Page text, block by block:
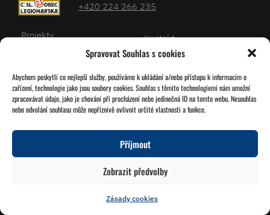
Spravovat Souhlas s cookies
Abychom poskytli co nejlepší služby, používáme k ukládání a/nebo přístupu k informacím o
zařízení, technologie jako jsou soubory cookies. Souhlas s těmito technologiemi nám umožní
zpracovávat údaje, jako je chování při procházení nebo jedinečná ID na tomto webu. Nesouhlas
nebo odvolání souhlasu může nepříznivě ovlivnit určité vlastnosti a funkce.
Příjmout
Zobrazit předvolby
Zásady cookies
+420 224 266 235
Sledujte nás!
Projekty
Kalendář
O nás
Kontakt
Databáze legionářů
Pro členy
Zásady cookies
Studio DružbaVytvořilMiroslav Tomášek